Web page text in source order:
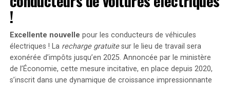
portant ainsi la puissance totale à un impressionnant
2400 watts
de stockage énergétique, il est possible d’intégrer
jusqu’à cinq batteries supplémentaires de 1,6
kilowattheure chacune, augmentant la capacité totale à
9,6 kilowattheures.
!
Excellente nouvelle pour les conducteurs de véhicules
électriques ! La recharge gratuitesur le lieu de travail sera
exonérée d’impôts jusqu’en 2025. Annoncée par le ministère
de l’Économie, cette mesure incitative, en place depuis 2020,
s’inscrit dans une dynamique de croissance impressionnante